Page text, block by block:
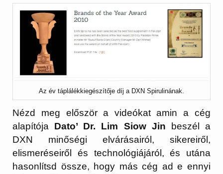
Az év táplálékkiegészítője díj a DXN Spirulinának.
Nézd meg először a videókat amin a cég
alapítója Dato’ Dr. Lim Siow Jin beszél a
DXN minőségi elvárásairól, sikereiről,
elismeréseiről és technológiájáról, és utána
hasonlítsd össze, hogy más cég ad e ennyi